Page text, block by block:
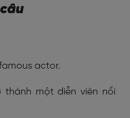
actor.
một diễn viên nổi